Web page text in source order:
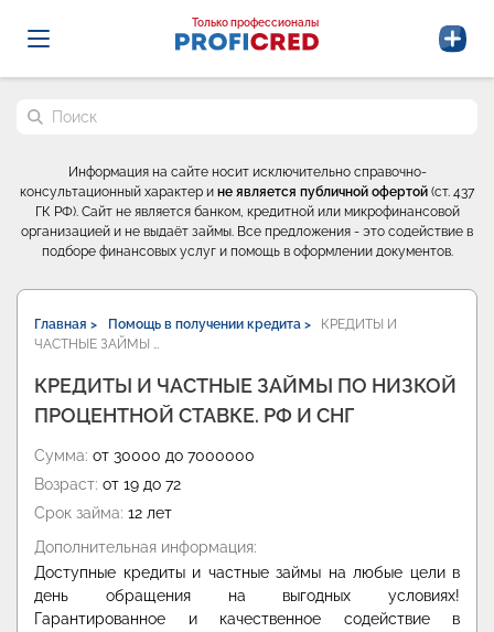
Probrokery - Только профессионалы
Только профессионалы
Поиск по сайту
Информация на сайте носит исключительно справочно-
консультационный характер и не является публичной офертой (ст. 437
ГК РФ). Сайт не является банком, кредитной или микрофинансовой
организацией и не выдаёт займы. Все предложения - это содействие в
подборе финансовых услуг и помощь в оформлении документов.
Главная > Помощь в получении кредита >
КРЕДИТЫ И
ЧАСТНЫЕ ЗАЙМЫ …
КРЕДИТЫ И ЧАСТНЫЕ ЗАЙМЫ ПО НИЗКОЙ
ПРОЦЕНТНОЙ СТАВКЕ. РФ И СНГ
Сумма: от 30000 до 7000000
Возраст: от 19 до 72
Срок займа: 12 лет
Дополнительная информация:
Доступные кредиты и частные займы на любые цели в
день обращения на выгодных условиях!
Гарантированное и качественное содействие в